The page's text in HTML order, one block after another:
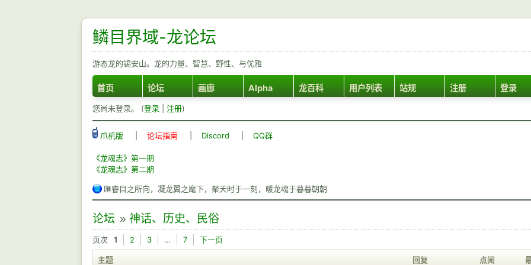
鳞目界域-龙论坛
游态龙的锡安山。龙的力量、智慧、野性、与优雅
首页 论坛 画廊 Alpha 龙百科 用户列表 站规 注册 登录
您尚未登录。 (登录 注册)
爪机版 论坛指南 Discord QQ群
《龙魂志》第一期
《龙魂志》第二期
匯睿目之所向，凝龙翼之麾下，聚天时于一刻，暖龙魂于暮暮朝朝
论坛 » 神话、历史、民俗
页次 1 2 3 … 7 下一页
主题 回复 点阅